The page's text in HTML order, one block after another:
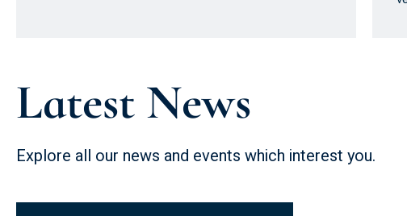
Latest News
Explore all our news and events which interest you.